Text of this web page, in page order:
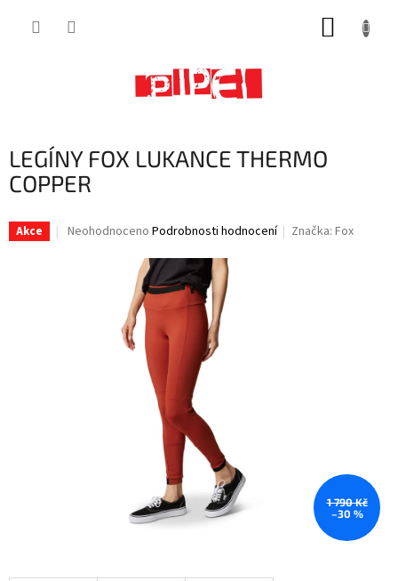
LEGÍNY FOX LUKANCE THERMO
COPPER
Akce
Průměrné
Neohodnoceno Podrobnosti hodnocení Značka:Fox
1 790 Kč
–30 %